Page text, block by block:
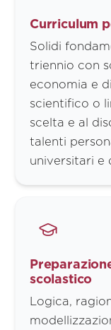
Curriculum
Solidi
triennio con
economia e
scientifico o
scelta e al
talenti
universitari e
scolastico
Logica,